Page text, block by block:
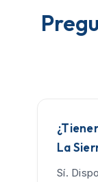
La
Sí.